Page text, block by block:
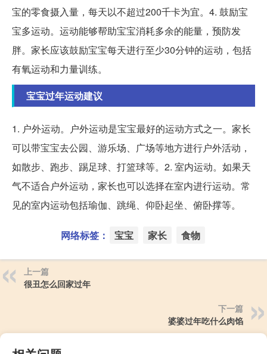
宝的零食摄入量，每天以不超过200千卡为宜。4. 鼓励宝
宝多运动。运动能够帮助宝宝消耗多余的能量，预防发
胖。家长应该鼓励宝宝每天进行至少30分钟的运动，包括
有氧运动和力量训练。
宝宝过年运动建议
1. 户外运动。户外运动是宝宝最好的运动方式之一。家长
可以带宝宝去公园、游乐场、广场等地方进行户外活动，
如散步、跑步、踢足球、打篮球等。2. 室内运动。如果天
气不适合户外运动，家长也可以选择在室内进行运动。常
见的室内运动包括瑜伽、跳绳、仰卧起坐、俯卧撑等。
网络标签： 宝宝 家长 食物
上一篇
很丑怎么回家过年
下一篇
婆婆过年吃什么肉馅